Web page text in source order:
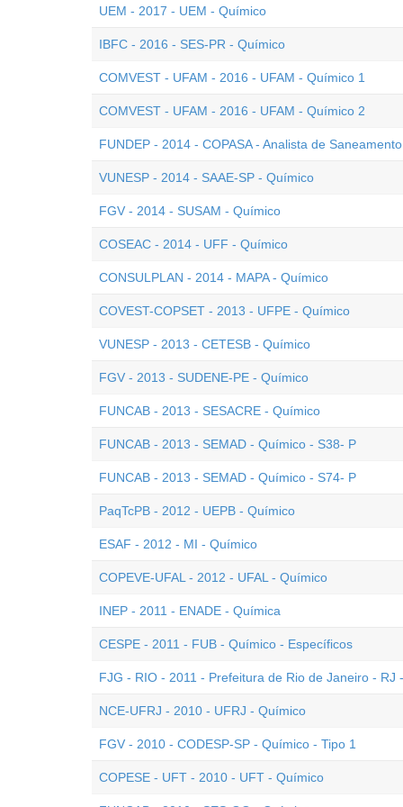
UEM - 2017 - UEM - Químico
IBFC - 2016 - SES-PR - Químico
COMVEST - UFAM - 2016 - UFAM - Químico 1
COMVEST - UFAM - 2016 - UFAM - Químico 2
FUNDEP - 2014 - COPASA - Analista de
VUNESP - 2014 - SAAE-SP - Químico
FGV - 2014 - SUSAM - Químico
COSEAC - 2014 - UFF - Químico
CONSULPLAN - 2014 - MAPA - Químico
COVEST-COPSET - 2013 - UFPE - Químico
VUNESP - 2013 - CETESB - Químico
FGV - 2013 - SUDENE-PE - Químico
FUNCAB - 2013 - SESACRE - Químico
FUNCAB - 2013 - SEMAD - Químico - S38- P
FUNCAB - 2013 - SEMAD - Químico - S74- P
PaqTcPB - 2012 - UEPB - Químico
ESAF - 2012 - MI - Químico
COPEVE-UFAL - 2012 - UFAL - Químico
INEP - 2011 - ENADE - Química
CESPE - 2011 - FUB - Químico - Específicos
FJG - RIO - 2011 - Prefeitura de Rio de Janeiro - RJ
NCE-UFRJ - 2010 - UFRJ - Químico
FGV - 2010 - CODESP-SP - Químico - Tipo 1
COPESE - UFT - 2010 - UFT - Químico